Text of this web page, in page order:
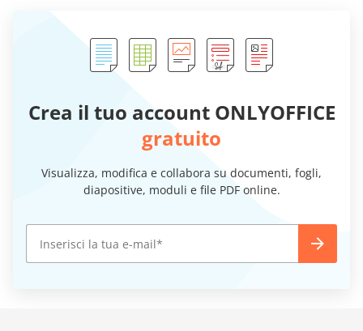
Crea il tuo account ONLYOFFICE
gratuito
Visualizza, modifica e collabora su documenti, fogli,
diapositive, moduli e file PDF online.